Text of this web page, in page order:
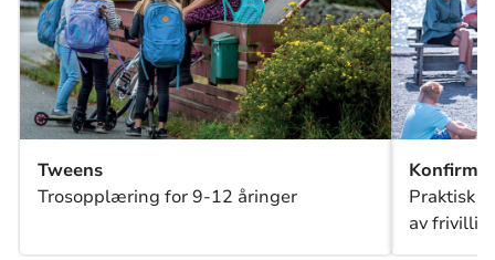
Tweens
Trosopplæring for 9-12 åringer
Praktisk
av